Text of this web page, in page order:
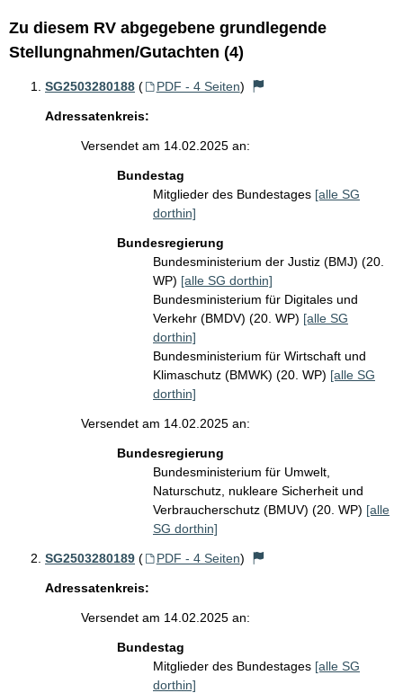
Zu diesem RV abgegebene grundlegende
Stellungnahmen/Gutachten (4)
SG2503280188 ( PDF - 4 Seiten)
Adressatenkreis:
Versendet am 14.02.2025 an:
Bundestag
Mitglieder des Bundestages [alle SG
dorthin]
Bundesregierung
Bundesministerium der Justiz (BMJ) (20.
WP) [alle SG dorthin]
Bundesministerium für Digitales und
Verkehr (BMDV) (20. WP) [alle SG
dorthin]
Bundesministerium für Wirtschaft und
Klimaschutz (BMWK) (20. WP) [alle SG
dorthin]
Versendet am 14.02.2025 an:
Bundesregierung
Bundesministerium für Umwelt,
Naturschutz, nukleare Sicherheit und
Verbraucherschutz (BMUV) (20. WP) [alle
SG dorthin]
SG2503280189 ( PDF - 4 Seiten)
Adressatenkreis:
Versendet am 14.02.2025 an:
Bundestag
Mitglieder des Bundestages [alle SG
dorthin]